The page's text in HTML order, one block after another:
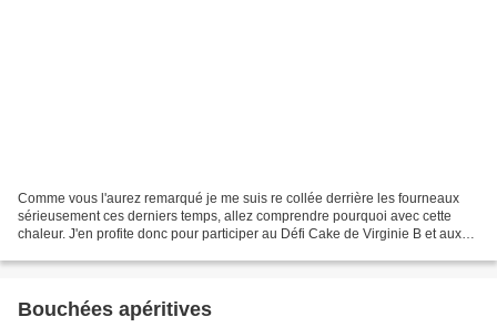
Comme vous l'aurez remarqué je me suis re collée derrière les fourneaux
sérieusement ces derniers temps, allez comprendre pourquoi avec cette
chaleur. J'en profite donc pour participer au Défi Cake de Virginie B et aux
Bouchées apéritives